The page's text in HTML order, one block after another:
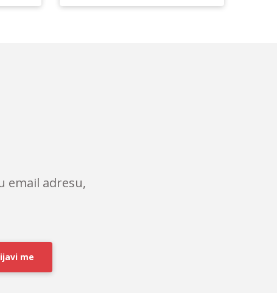
email adresu,
me